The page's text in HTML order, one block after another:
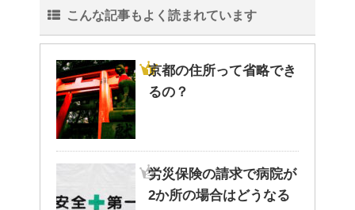
こんな記事もよく読まれています
京都の住所って省略でき
るの？
労災保険の請求で病院が
2か所の場合はどうなる